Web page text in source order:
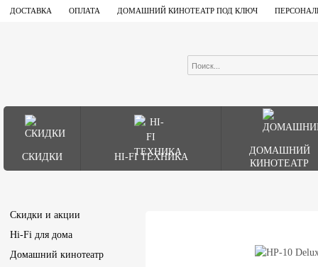
ДОСТАВКА ОПЛАТА ДОМАШНИЙ КИНОТЕАТР ПОД КЛЮЧ
СКИДКИ HI-FI ТЕХНИКА
ДОМАШНИЙ
КИНОТЕАТР
Скидки и акции
Hi-Fi для дома
Домашний кинотеатр